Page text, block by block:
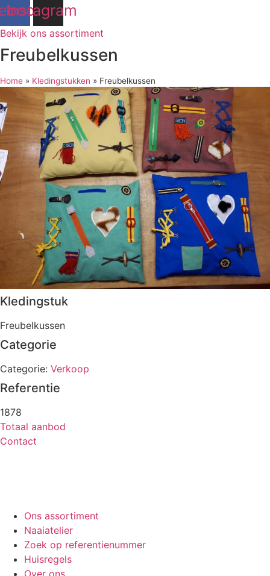
Instagram
Bekijk ons assortiment
Freubelkussen
Home » Kledingstukken » Freubelkussen
Kledingstuk
Freubelkussen
Categorie
Categorie: Verkoop
Referentie
1878
Totaal aanbod
Contact
Ons assortiment
Naaiatelier
Zoek op referentienummer
Huisregels
Over ons